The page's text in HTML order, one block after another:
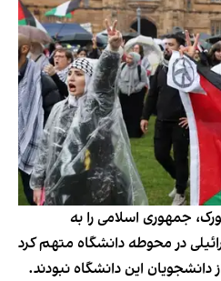
جمهوری اسلامی را به
در محوطه دانشگاه متهم کرد
این دانشگاه نبودند.